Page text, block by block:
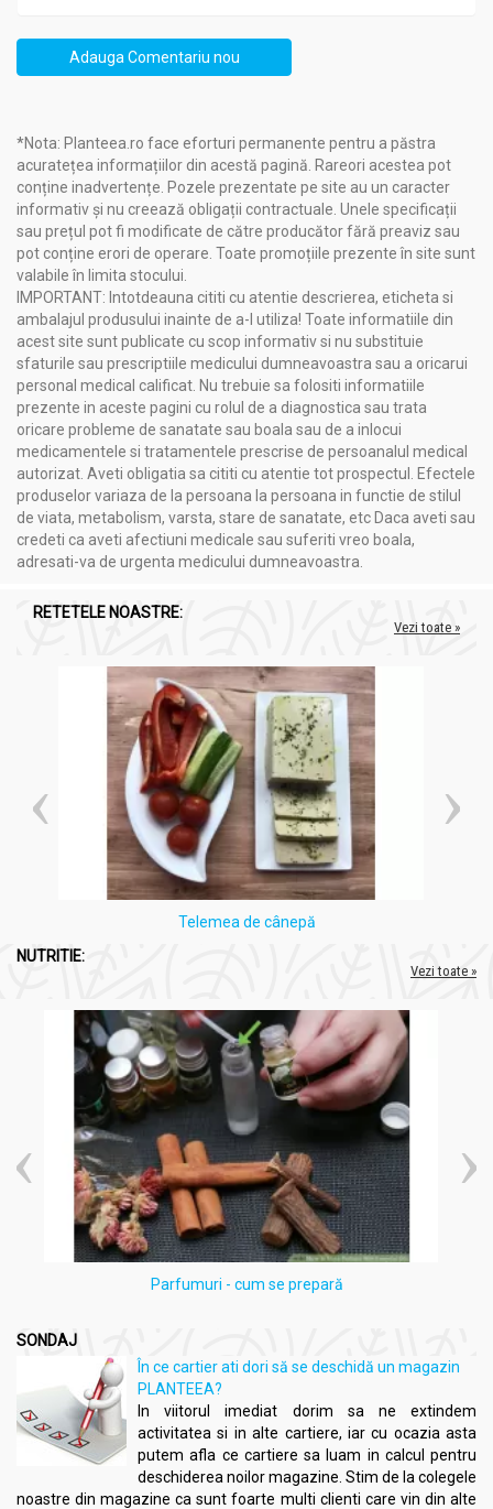
- ulei de cocos nehidrogenat,
lapte praf de cocos,
lapte praf desoia,
ulei de cocos nehidrogenat,
fulgi de cocos,
coacăze negre deshidratate,
amestec de condimente exotice (2%):
- anason stelat,
- cuișoare,
- cardamom,
- scorțișoară,
- ghimbir,
- ulei esențial de portocale.
Alergenii sunt marcați cubold.
Produs DE POST, realizat și ambalat manual, din ingrediente
naturale, fără emulgatori, aditivi, conservanți sau coloranți
artificiali.
Produsîn: România
Informatii nutritionale
pentru 100g:
Valoare energetică: 1449kJ / 345kcal (17,2% CR%*)
Grăsimi : 11,8g (16,8% CR%*)
- din care acizi grașisaturați
: 6g (30% CR%*)
Glucide: 48,6g (18,7% CR%*)
- din care
zaharuri: 9,5g (10,5% CR%*)
: 8.0g (26% CR%*)
Proteine : 7,1g (14,3% CR%*)
Săruri: 0,9g (1,5% CR%*)
*Consumul de referință pentru un adult obișnuit (8400
Tort biscuiti vegan artizanal 150g - AMBROZIA
Sursă de fibre alimentare: Ajută la menținerea sănătății
tractului digestiv și la reglarea tranzitului intestinal.
Bogat în antioxidanți
: Contribuie la protejarea celulelor
împotriva daunelor provocate de radicalii liberi și
încetinește procesul de îmbătrânire.
Fără aditivi sau conservanți artificiali: Oferă o opțiune
sigură și sănătoasă pentru consum, fără riscuri asociate
cu aditivii sau conservanții artificiali.
Potrivit pentru diete vegane și vegetariene: Nu conține
ingrediente de origine animală, fiind astfel adecvat
pentru persoanele care urmează o dietă vegană sau
Satisfacția gustului și a poftelor dulci
experiență gustativă satisfăcătoare și delicioasă, fără a
compromite sănătatea.
Bogat în nutrienți esențiali
nutrienți, precum acizi grași sănătoși și minerale, care
contribuie la menținerea sănătății pielii, părului și a
sistemului imunitar.
Adauga Comentariu nou
*Nota: Planteea.ro face eforturi permanente pentru a păstra
acuratețea informațiilor din acestă pagină. Rareori acestea pot
conține inadvertențe. Pozele prezentate pe site au un caracter
informativ și nu creează obligații contractuale. Unele specificații
sau prețul pot fi modificate de către producător fără preaviz sau
pot conține erori de operare. Toate promoțiile prezente în site sunt
valabile în limita stocului.
IMPORTANT: Intotdeauna cititi cu atentie descrierea, eticheta si
ambalajul produsului inainte de a-l utiliza! Toate informatiile din
acest site sunt publicate cu scop informativ si nu substituie
sfaturile sau prescriptiile medicului dumneavoastra sau a oricarui
personal medical calificat. Nu trebuie sa folositi informatiile
prezente in aceste pagini cu rolul de a diagnostica sau trata
oricare probleme de sanatate sau boala sau de a inlocui
medicamentele si tratamentele prescrise de persoanalul medical
autorizat. Aveti obligatia sa cititi cu atentie tot prospectul. Efectele
produselor variaza de la persoana la persoana in functie de stilul
de viata, metabolism, varsta, stare de sanatate, etc Daca aveti sau
credeti ca aveti afectiuni medicale sau suferiti vreo boala,
adresati-va de urgenta medicului dumneavoastra.
RETETELE NOASTRE:
Vezi toate »
Telemea de cânepă
NUTRITIE:
Vezi toate »
Parfumuri - cum se prepară
SONDAJ
În ce cartier ati dori să se deschidă un magazin
PLANTEEA?
In viitorul imediat dorim sa ne extindem
activitatea si in alte cartiere, iar cu ocazia asta
putem afla ce cartiere sa luam in calcul pentru
deschiderea noilor magazine. Stim de la colegele
noastre din magazine ca sunt foarte multi clienti care vin din alte